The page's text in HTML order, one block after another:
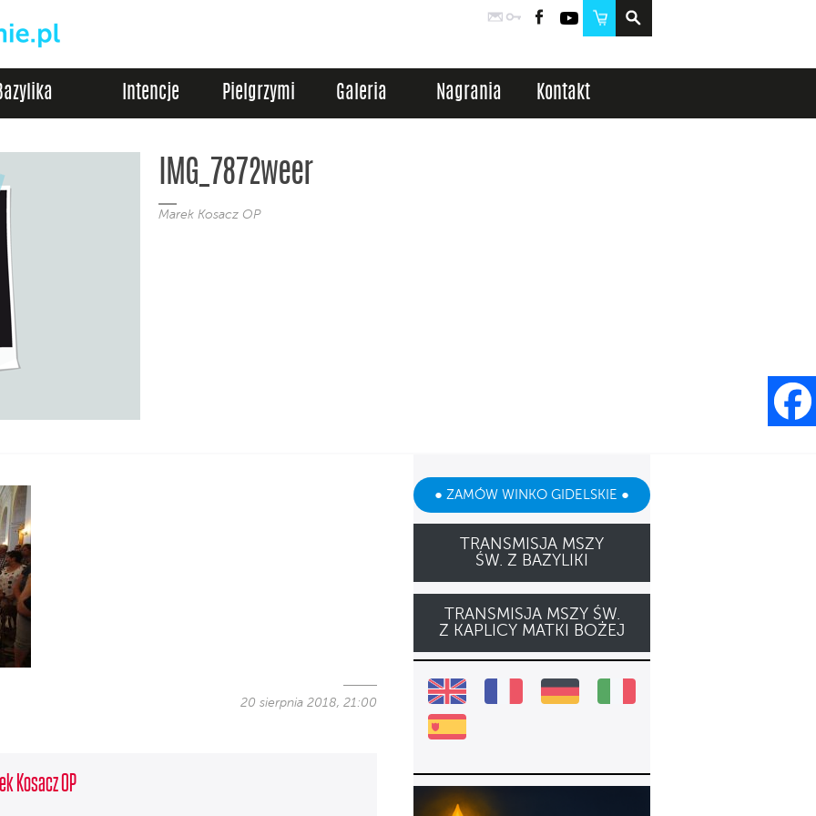
PocztaLogowanie
FacebookYouTube
Sklep
Intencje Pielgrzymi Galeria Nagrania Kontakt
IMG_7872weer
Marek Kosacz OP
20 sierpnia 2018, 21:00
Kosacz OP
● ZAMÓW WINKO GIDELSKIE ●
TRANSMISJA MSZY
ŚW. Z BAZYLIKI
TRANSMISJA MSZY ŚW.
Z KAPLICY MATKI BOŻEJ